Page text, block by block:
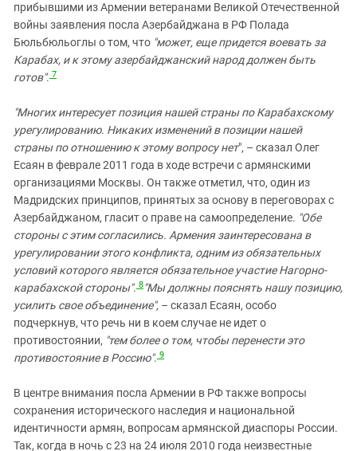
прибывшими из Армении ветеранами Великой Отечественной
войны заявления посла Азербайджана в РФ Полада
Бюльбюльоглы о том, что "может, еще придется воевать за
Карабах, и к этому азербайджанский народ должен быть
готов". 7
"Многих интересует позиция нашей страны по Карабахскому
урегулированию. Никаких изменений в позиции нашей
страны по отношению к этому вопросу нет", – сказал Олег
Есаян в феврале 2011 года в ходе встречи с армянскими
организациями Москвы. Он также отметил, что, один из
Мадридских принципов, принятых за основу в переговорах с
Азербайджаном, гласит о праве на самоопределение. "Обе
стороны с этим согласились. Армения заинтересована в
урегулировании этого конфликта, одним из обязательных
условий которого является обязательное участие Нагорно-
карабахской стороны". 8"Мы должны пояснять нашу позицию,
усилить свое объединение", – сказал Есаян, особо
подчеркнув, что речь ни в коем случае не идет о
противостоянии, "тем более о том, чтобы перенести это
противостояние в Россию". 9
В центре внимания посла Армении в РФ также вопросы
сохранения исторического наследия и национальной
идентичности армян, вопросам армянской диаспоры России.
Так, когда в ночь с 23 на 24 июля 2010 года неизвестные